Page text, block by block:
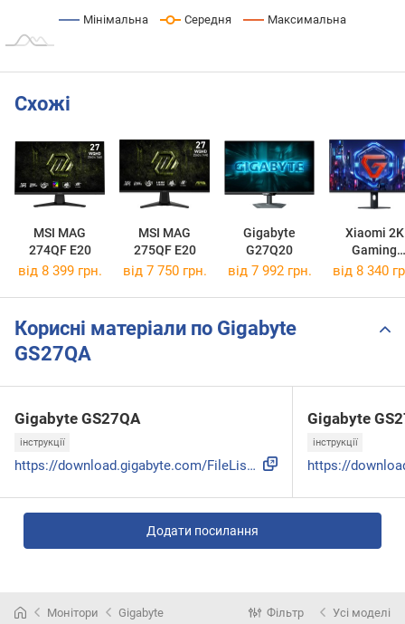
Мінімальна Середня Максимальна
Схожі
MSI MAG
274QF E20
MSI MAG
275QF E20
Gigabyte
G27Q20
Xiaomi 2K
Gaming
Monitor
від 8 399 грн. від 7 750 грн. від 7 992 грн. від 8 340
Корисні матеріали по Gigabyte
GS27QA
Gigabyte GS27QA
інструкції
https://download.gigabyte.com/FileList/Manual/GIGABYTE_GS27...
Gigabyte
інструкції
Додати посилання
Монітори Gigabyte Фільтр Усі моделі